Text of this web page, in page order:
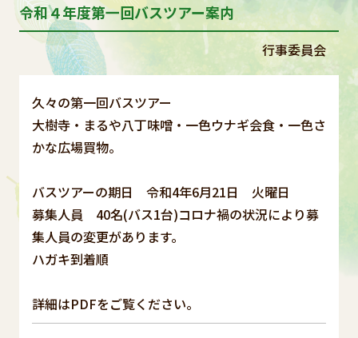
令和４年度第一回バスツアー案内
行事委員会
久々の第一回バスツアー
大樹寺・まるや八丁味噌・一色ウナギ会食・一色さ
かな広場買物。
バスツアーの期日 令和4年6月21日 火曜日
募集人員 40名(バス1台)コロナ禍の状況により募
集人員の変更があります。
ハガキ到着順
詳細はPDFをご覧ください。